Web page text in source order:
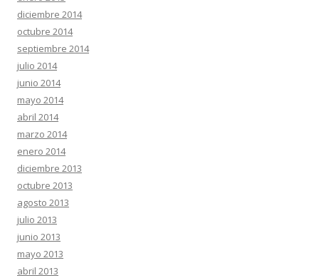
diciembre 2014
octubre 2014
septiembre 2014
julio 2014
junio 2014
mayo 2014
abril 2014
marzo 2014
enero 2014
diciembre 2013
octubre 2013
agosto 2013
julio 2013
junio 2013
mayo 2013
abril 2013